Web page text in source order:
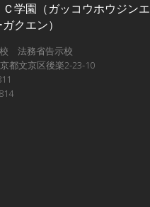
学園（ガッコウホウジンエ
クエン）
法務省告示校
都文京区後楽2-23-10